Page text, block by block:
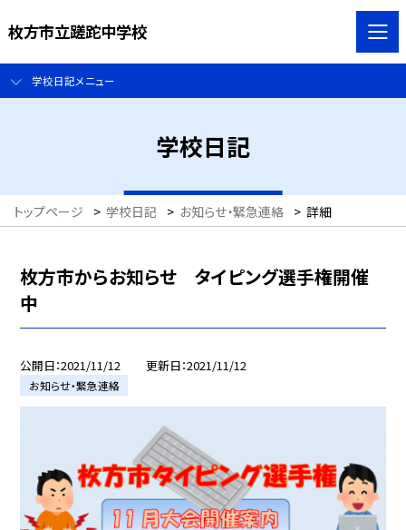
枚方市立蹉跎中学校
学校日記メニュー
学校日記
トップページ > 学校日記 > お知らせ・緊急連絡 > 詳細
枚方市からお知らせ タイピング選手権開催
中
公開日 2021/11/12 更新日 2021/11/12
お知らせ・緊急連絡